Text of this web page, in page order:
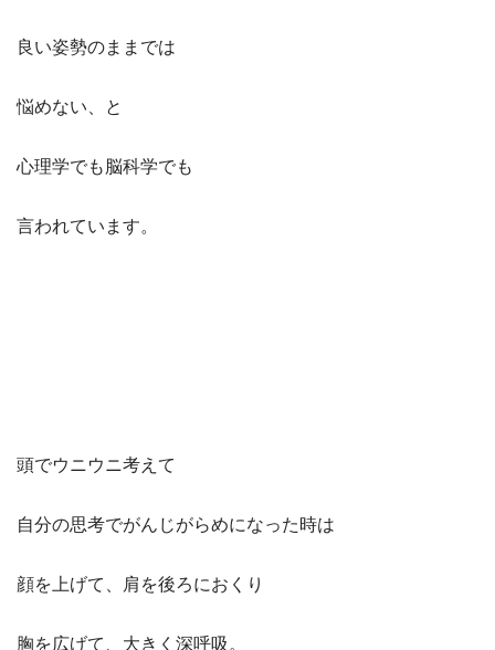
良い姿勢のままでは
悩めない、と
心理学でも脳科学でも
言われています。
頭でウニウニ考えて
自分の思考でがんじがらめになった時は
顔を上げて、肩を後ろにおくり
胸を広げて、大きく深呼吸。